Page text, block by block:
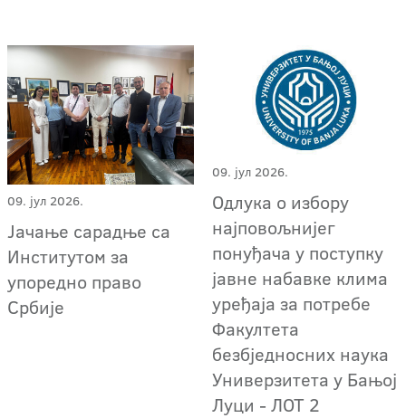
09. јул 2026.
Јачање сарадње са
Институтом за
упоредно право
Србије
09. јул 2026.
Одлука о избору
најповољнијег
понуђача у поступку
јавне набавке клима
уређаја за потребе
Факултета
безбједносних наука
Универзитета у Бањој
Луци - ЛОТ 2